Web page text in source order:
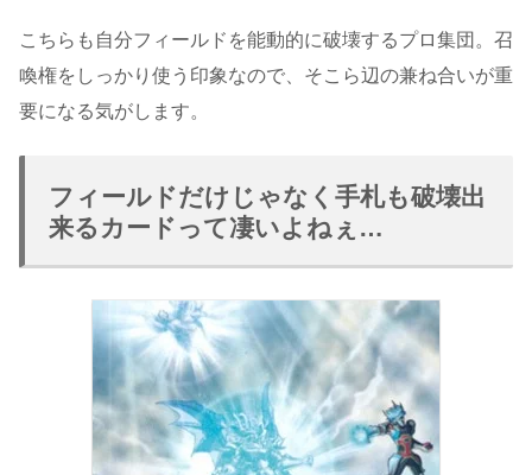
こちらも自分フィールドを能動的に破壊するプロ集団。召
喚権をしっかり使う印象なので、そこら辺の兼ね合いが重
要になる気がします。
フィールドだけじゃなく手札も破壊出
来るカードって凄いよねぇ…